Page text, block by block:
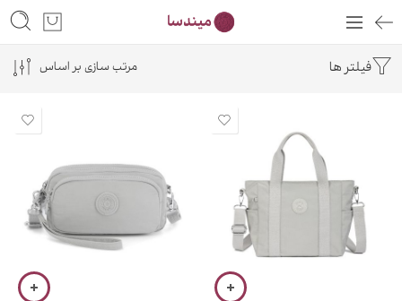
فیلتر ها مرتب سازی بر اساس
۱۰.۵ سانتی متر